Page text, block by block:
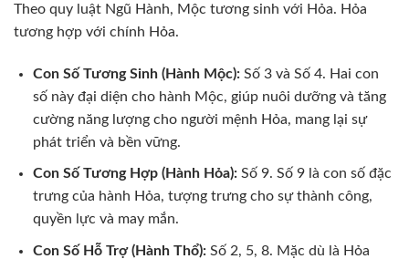
Theo quy luật Ngũ Hành, Mộc tương sinh với Hỏa. Hỏa
tương hợp với chính Hỏa.
Con Số Tương Sinh (Hành Mộc):Số 3 và Số 4. Hai con
số này đại diện cho hành Mộc, giúp nuôi dưỡng và tăng
cường năng lượng cho người mệnh Hỏa, mang lại sự
phát triển và bền vững.
Con Số Tương Hợp (Hành Hỏa):Số 9. Số 9 là con số đặc
trưng của hành Hỏa, tượng trưng cho sự thành công,
quyền lực và may mắn.
Con Số Hỗ Trợ (Hành Thổ):Số 2, 5, 8. Mặc dù là Hỏa